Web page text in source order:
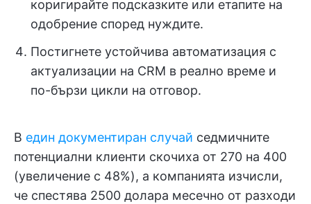
коригирайте подсказките или етапите на
одобрение според нуждите.
Постигнете устойчива автоматизация с
актуализации на CRM в реално време и
по-бързи цикли на отговор.
В един документиран случай седмичните
потенциални клиенти скочиха от 270 на 400
(увеличение с 48%), а компанията изчисли,
че спестява 2500 долара месечно от разходи